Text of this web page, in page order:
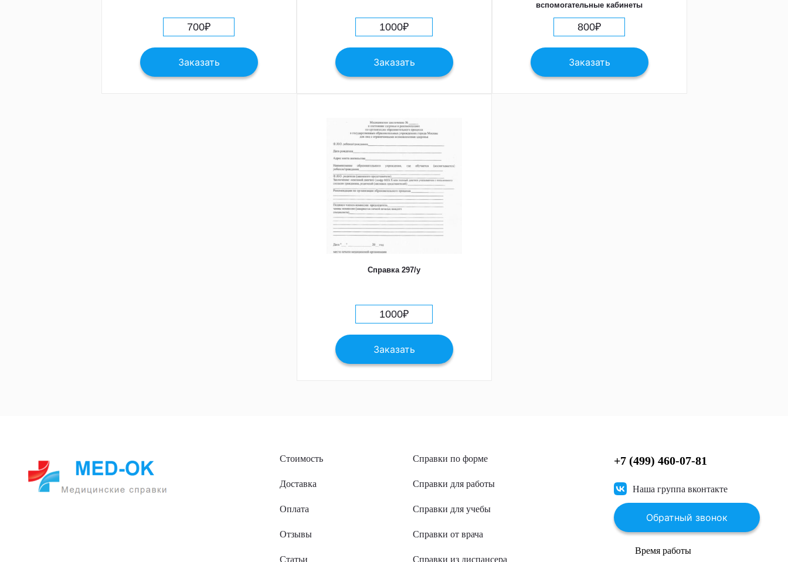
700₽
Заказать
1000₽
Заказать
вспомогательные кабинеты
800₽
Заказать
Справка 297/у
1000₽
Заказать
Стоимость
Доставка
Оплата
Отзывы
Статьи
Справки по форме
Справки для работы
Справки для учебы
Справки от врача
Справки из диспансера
+7 (499) 460-07-81
Наша группа вконтакте
Обратный звонок
Время работы